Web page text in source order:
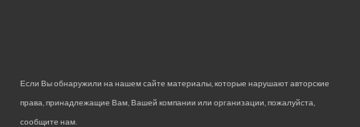
Если Вы обнаружили на нашем сайте материалы, которые нарушают авторские
права, принадлежащие Вам, Вашей компании или организации, пожалуйста,
сообщите нам.